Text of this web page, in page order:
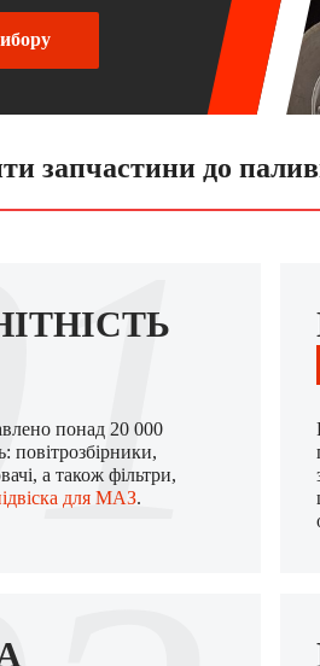
запчастини до
понад 20 000
повітрозбірники,
а також фільтри,
для МАЗ.